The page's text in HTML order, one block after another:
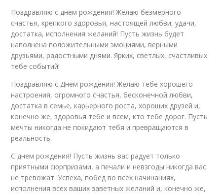
Поздравляю с днем рождения! Желаю безмерного
счастья, крепкого здоровья, настоящей любви, удачи,
достатка, исполнения желаний! Пусть жизнь будет
наполнена положительными эмоциями, верными
друзьями, радостными днями. Ярких, светлых, счастливых
тебе событий!
Поздравляю с Днём рождения! Желаю тебе хорошего
настроения, огромного счастья, бесконечной любви,
достатка в семье, карьерного роста, хороших друзей и,
конечно же, здоровья тебе и всем, кто тебе дорог. Пусть
мечты никогда не покидают тебя и превращаются в
реальность.
С днем рождения! Пусть жизнь вас радует только
приятными сюрпризами, а печали и невзгоды никогда вас
не тревожат. Успеха, побед во всех начинаниях,
исполнения всех ваших заветных желаний и, конечно же,